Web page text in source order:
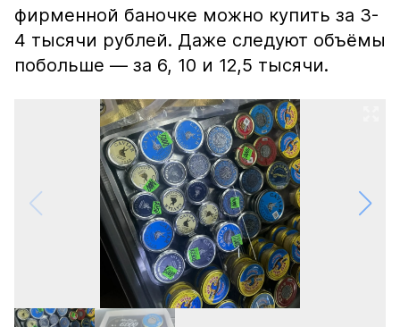
фирменной баночке можно купить за 3-
4 тысячи рублей. Даже следуют объёмы
побольше — за 6, 10 и 12,5 тысячи.